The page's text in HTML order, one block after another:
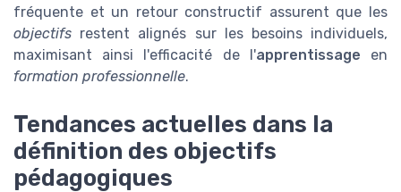
fréquente et un retour constructif assurent que les
objectifs restent alignés sur les besoins individuels,
maximisant ainsi l'efficacité de l'apprentissage en
formation professionnelle.
Tendances actuelles dans la
définition des objectifs
pédagogiques